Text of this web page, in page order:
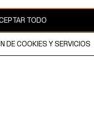
por copyright y es
TODO
DE COOKIES Y SERVICIOS